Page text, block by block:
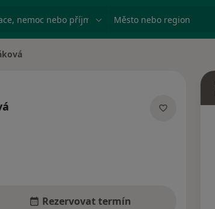
nemoc nebo příjmení Město nebo region
Rezervovat termín